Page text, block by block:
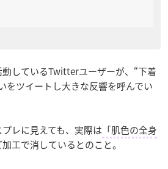
しているTwitterユーザーが、“下着
をツイートし大きな反響を呼んでい
レに見えても、実際は 「肌色の全身
工で消しているとのこと。